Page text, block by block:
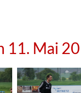
11. Mai